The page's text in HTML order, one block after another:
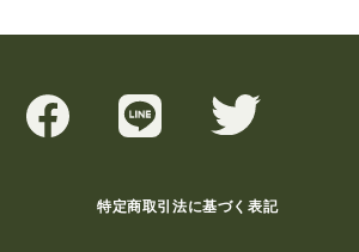
特定商取引法に基づく表記